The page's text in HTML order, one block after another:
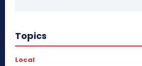
Topics
Local